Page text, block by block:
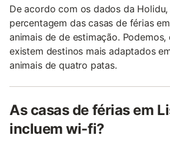
De acordo com os dados da Holidu,
percentagem das casas de férias
animais de de estimação.
existem destinos mais adaptados
animais de quatro patas.
As casas de férias em
incluem wi-fi?